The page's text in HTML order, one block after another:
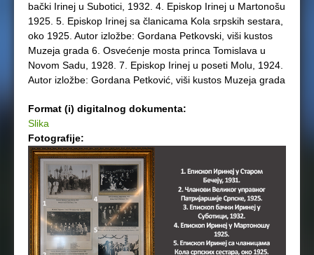
bački Irinej u Subotici, 1932. 4. Episkop Irinej u Martonošu
1925. 5. Episkop Irinej sa članicama Kola srpskih sestara,
oko 1925. Autor izložbe: Gordana Petkovski, viši kustos
Muzeja grada 6. Osvećenje mosta princa Tomislava u
Novom Sadu, 1928. 7. Episkop Irinej u poseti Molu, 1924.
Autor izložbe: Gordana Petković, viši kustos Muzeja grada
Format (i) digitalnog dokumenta:
Slika
Fotografije: